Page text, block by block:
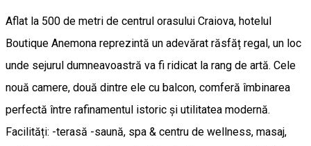
Aflat la 500 de metri de centrul orasului Craiova, hotelul
Boutique Anemona reprezintă un adevărat răsfăț regal, un loc
unde sejurul dumneavoastră va fi ridicat la rang de artă. Cele
nouă camere, două dintre ele cu balcon, comferă îmbinarea
perfectă între rafinamentul istoric și utilitatea modernă.
Facilități: -terasă -saună, spa & centru de wellness, masaj,